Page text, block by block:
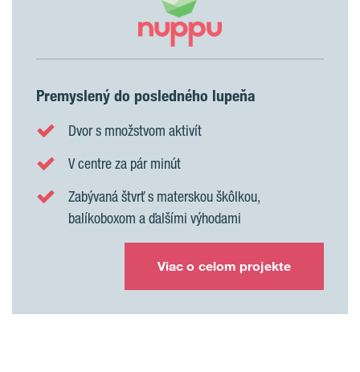
Premyslený do posledného lupeňa
Dvor s množstvom aktivít
V centre za pár minút
Zabývaná štvrť s materskou škôlkou,
balíkoboxom a ďalšími výhodami
Viac o celom projekte